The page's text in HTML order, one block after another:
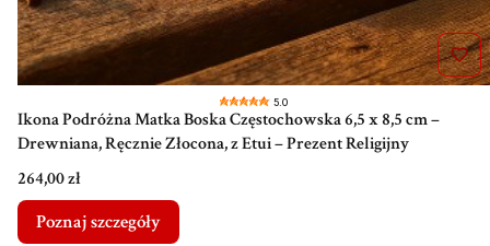
5.0
Ikona Podróżna Matka Boska Częstochowska 6,5 x 8,5 cm –
Drewniana, Ręcznie Złocona, z Etui – Prezent Religijny
Cena
264,00 zł
Poznaj szczegóły